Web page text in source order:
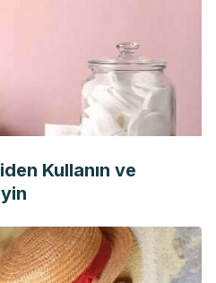
Kullanın ve